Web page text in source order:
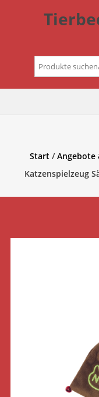
Suchen
nach:
Start /Angebote
Katzenspielzeug